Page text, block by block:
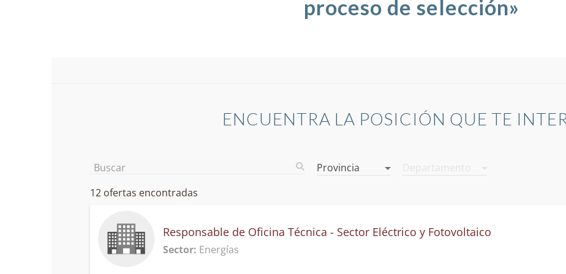
proceso de selección»
ENCUENTRA LA POSICIÓN QUE TE
Provincia
12 ofertas encontradas
Responsable de Oficina Técnica - Sector Eléctrico y Fotovoltaico
Sector: Energías